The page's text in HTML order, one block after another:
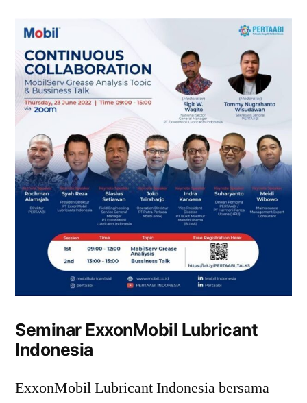
Seminar ExxonMobil Lubricant
Indonesia
ExxonMobil Lubricant Indonesia bersama